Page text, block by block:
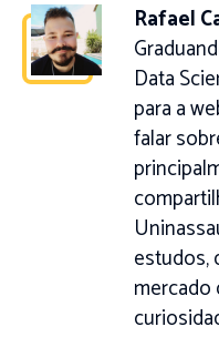
Rafael
Data
para a
falar
estudos,
mercado